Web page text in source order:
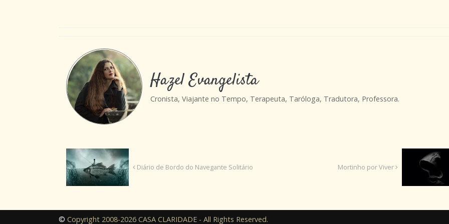
Hazel Evangelista
Cronista, Viajante no Tempo, Terapeuta, Taróloga, Tradutora, Professora.
Diário de Bordo do Navegante Solitário Mortinho por Viver
© Copyright 2008-2026 CASA CLARIDADE - All Rights Reserved.